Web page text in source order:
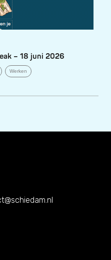
– 18 juni 2026
Werken